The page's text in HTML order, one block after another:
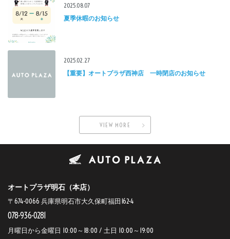
2025.08.07
夏季休暇のお知らせ
2025.02.27
【重要】オートプラザ西神店 一時閉店のお知らせ
VIEW MORE
オートプラザ明石（本店）
〒674-0066 兵庫県明石市大久保町福田162-4
078-936-0281
月曜日から金曜日 10:00～18:00 / 土日 10:00～19:00